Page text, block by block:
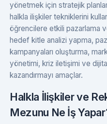
yönetmek için stratejik
halkla ilişkiler tekniklerini
öğrencilere etkili pazarlama
hedef kitle analizi yapma,
kampanyaları oluşturma,
yönetimi, kriz iletişimi ve
kazandırmayı amaçlar.
Halkla İlişkiler ve
Mezunu Ne İş